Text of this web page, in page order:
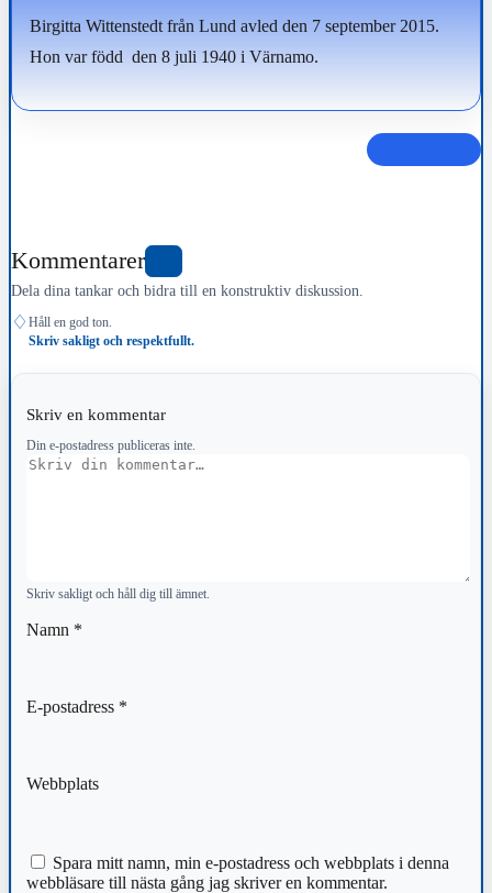
Birgitta Wittenstedt från Lund avled den 7 september 2015.
Hon var född den 8 juli 1940 i Värnamo.
Kommentarer
Dela dina tankar och bidra till en konstruktiv diskussion.
♢ Håll en god ton.
Skriv sakligt och respektfullt.
Skriv en kommentar
Din e-postadress publiceras inte.
Kommentar
Skriv sakligt och håll dig till ämnet.
Namn *
E-postadress *
Webbplats
Spara mitt namn, min e-postadress och webbplats i denna
webbläsare till nästa gång jag skriver en kommentar.